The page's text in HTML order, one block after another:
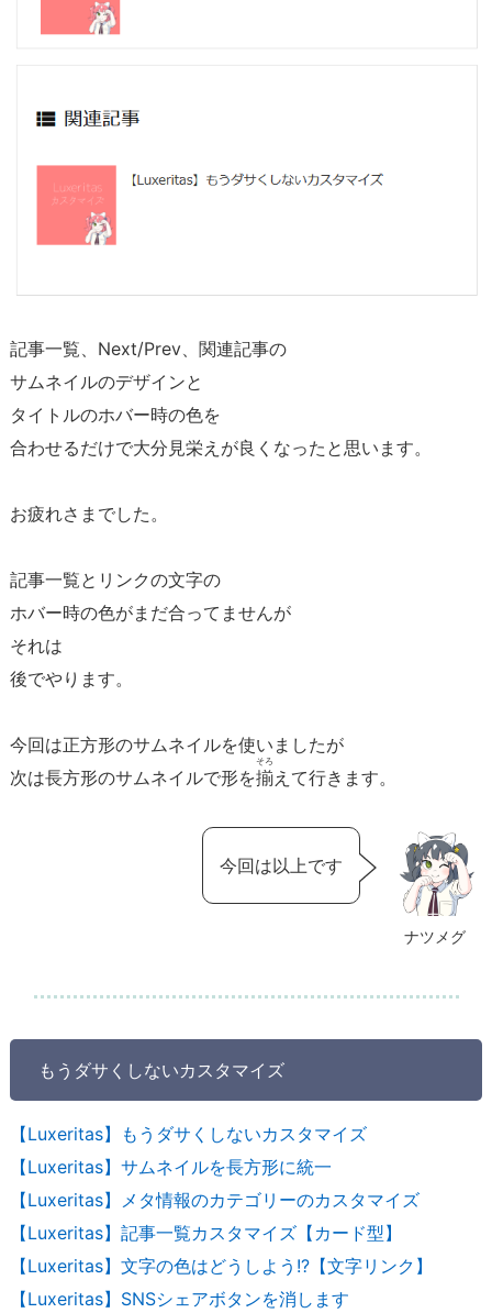
記事一覧、Next/Prev、関連記事の
サムネイルのデザインと
タイトルのホバー時の色を
合わせるだけで大分見栄えが良くなったと思います。
お疲れさまでした。
記事一覧とリンクの文字の
ホバー時の色がまだ合ってませんが
それは
後でやります。
今回は正方形のサムネイルを使いましたが
次は長方形のサムネイルで形を揃
そろ
えて行きます。
ナツメグ
今回は以上です
もうダサくしないカスタマイズ
【Luxeritas】もうダサくしないカスタマイズ
【Luxeritas】サムネイルを長方形に統一
【Luxeritas】メタ情報のカテゴリーのカスタマイズ
【Luxeritas】記事一覧カスタマイズ【カード型】
【Luxeritas】文字の色はどうしよう!?【文字リンク】
【Luxeritas】SNSシェアボタンを消します